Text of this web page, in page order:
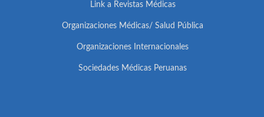
Link a Revistas Médicas
Organizaciones Médicas/ Salud Pública
Organizaciones Internacionales
Sociedades Médicas Peruanas